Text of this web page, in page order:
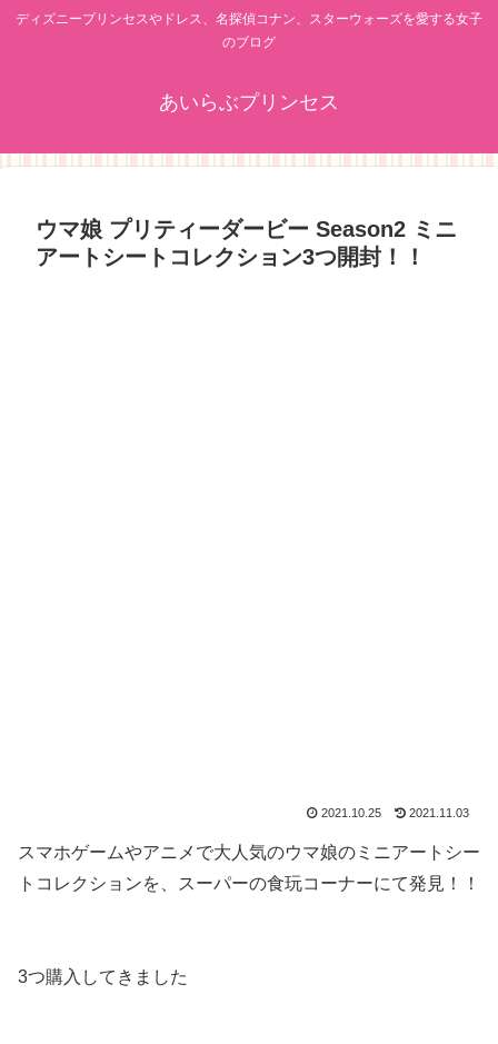
ディズニープリンセスやドレス、名探偵コナン、スターウォーズを愛する女子
のブログ
あいらぶプリンセス
ウマ娘 プリティーダービー Season2 ミニ
アートシートコレクション3つ開封！！
2021.10.25 2021.11.03
スマホゲームやアニメで大人気のウマ娘のミニアートシー
トコレクションを、スーパーの食玩コーナーにて発見！！
3つ購入してきました